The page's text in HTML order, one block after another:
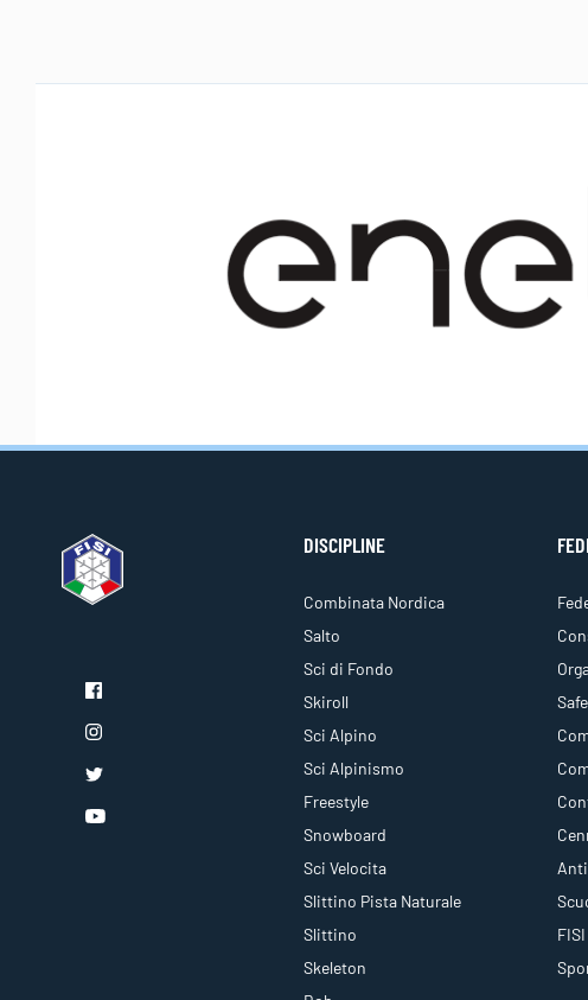
DISCIPLINE
Combinata Nordica
Salto
Sci di Fondo
Skiroll
Sci Alpino
Sci Alpinismo
Freestyle
Snowboard
Sci Velocita
Slittino Pista Naturale
Slittino
Skeleton